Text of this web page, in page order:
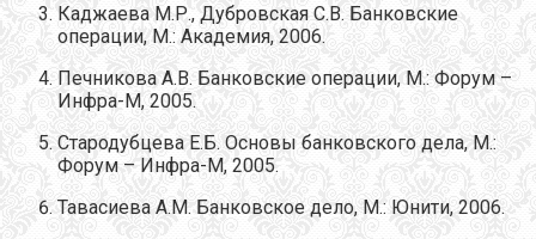
Каджаева М.Р., Дубровская С.В. Банковские
операции, М.: Академия, 2006.
Печникова А.В. Банковские операции, М.: Форум –
Инфра-М, 2005.
Стародубцева Е.Б. Основы банковского дела, М.:
Форум – Инфра-М, 2005.
Тавасиева А.М. Банковское дело, М.: Юнити, 2006.